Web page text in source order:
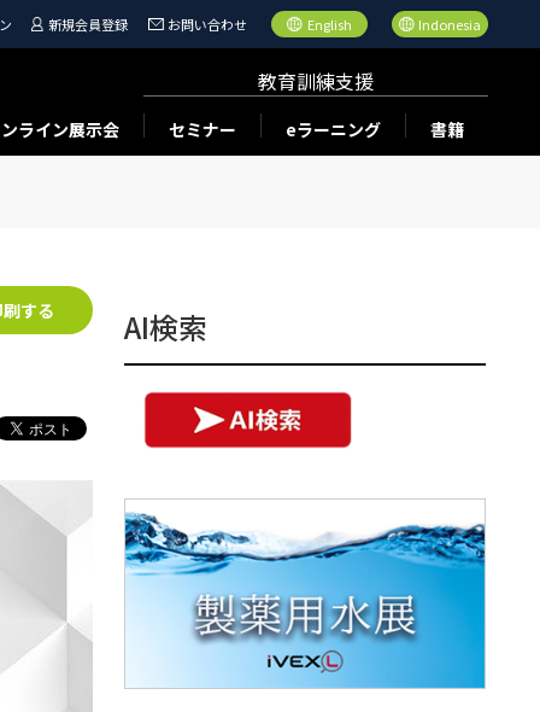
新規会員登録 お問い合わせ English Indonesia
ライン展示会
教育訓練支援
セミナー eラーニング 書籍
する AI検索